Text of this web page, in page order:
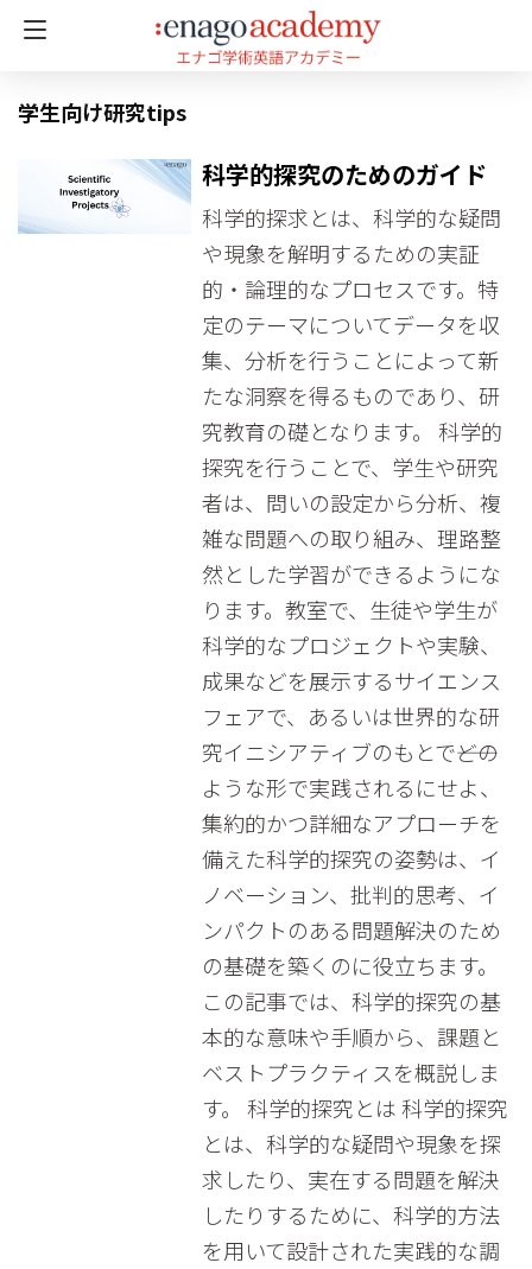
学生向け研究tips
科学的探究のためのガイド
科学的探求とは、科学的な疑問
や現象を解明するための実証
的・論理的なプロセスです。特
定のテーマについてデータを収
集、分析を行うことによって新
たな洞察を得るものであり、研
究教育の礎となります。 科学的
探究を行うことで、学生や研究
者は、問いの設定から分析、複
雑な問題への取り組み、理路整
然とした学習ができるようにな
ります。教室で、生徒や学生が
科学的なプロジェクトや実験、
成果などを展示するサイエンス
フェアで、あるいは世界的な研
究イニシアティブのもとで――どの
ような形で実践されるにせよ、
集約的かつ詳細なアプローチを
備えた科学的探究の姿勢は、イ
ノベーション、批判的思考、イ
ンパクトのある問題解決のため
の基礎を築くのに役立ちます。
この記事では、科学的探究の基
本的な意味や手順から、課題と
ベストプラクティスを概説しま
す。 科学的探究とは 科学的探究
とは、科学的な疑問や現象を探
求したり、実在する問題を解決
したりするために、科学的方法
を用いて設計された実践的な調